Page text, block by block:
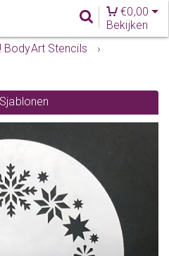
€0,00
Bekijken
BodyArt Stencils
›